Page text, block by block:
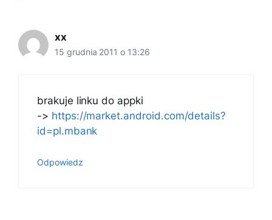
xx
15 grudnia 2011 o 13:26
brakuje linku do appki
-> https://market.android.com/details?
id=pl.mbank
Odpowiedz